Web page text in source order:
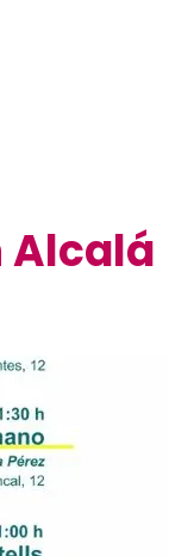
Alcalá